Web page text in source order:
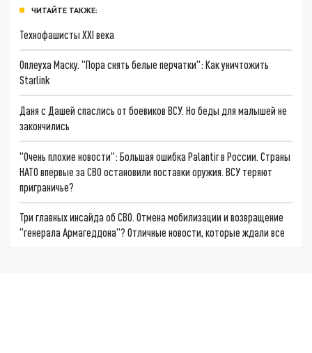
ЧИТАЙТЕ ТАКЖЕ:
Технофашисты XXI века
Оплеуха Маску. "Пора снять белые перчатки": Как уничтожить
Starlink
Даня с Дашей спаслись от боевиков ВСУ. Но беды для малышей не
закончились
"Очень плохие новости": Большая ошибка Palantir в России. Страны
НАТО впервые за СВО остановили поставки оружия. ВСУ теряют
приграничье?
Три главных инсайда об СВО. Отмена мобилизации и возвращение
"генерала Армагеддона"? Отличные новости, которые ждали все